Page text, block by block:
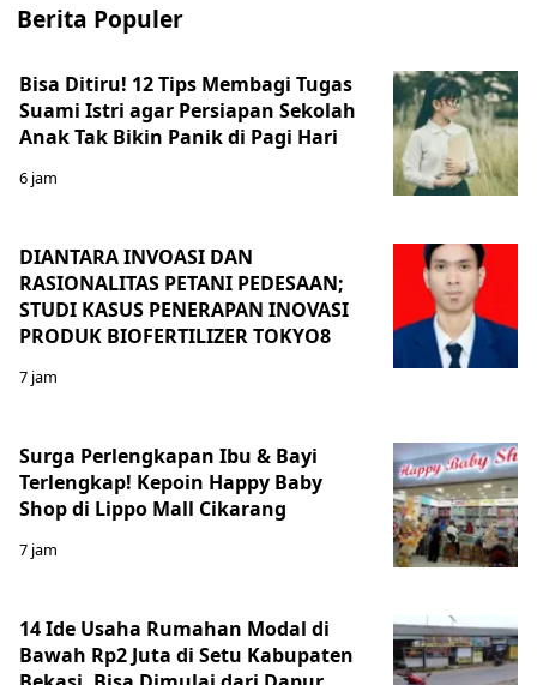
Berita Populer
Bisa Ditiru! 12 Tips Membagi Tugas
Suami Istri agar Persiapan Sekolah
Anak Tak Bikin Panik di Pagi Hari
6 jam
DIANTARA INVOASI DAN
RASIONALITAS PETANI PEDESAAN;
STUDI KASUS PENERAPAN INOVASI
PRODUK BIOFERTILIZER TOKYO8
7 jam
Surga Perlengkapan Ibu & Bayi
Terlengkap! Kepoin Happy Baby
Shop di Lippo Mall Cikarang
7 jam
14 Ide Usaha Rumahan Modal di
Bawah Rp2 Juta di Setu Kabupaten